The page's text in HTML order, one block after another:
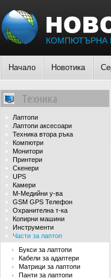
КОМПЮТЪРНА
Начало Новотика
Техника
Лаптопи
Лаптопи аксесоари
Техника втора ръка
Компютри
Монитори
Принтери
Скенери
UPS
Камери
М-Медийни у-ва
GSM GPS Телефон
Охранителна т-ка
Копирни машини
Инструменти
Части за лаптоп
Букси за лаптопи
Кабели за адаптери
Матрици за лаптопи
Панти за лаптопи